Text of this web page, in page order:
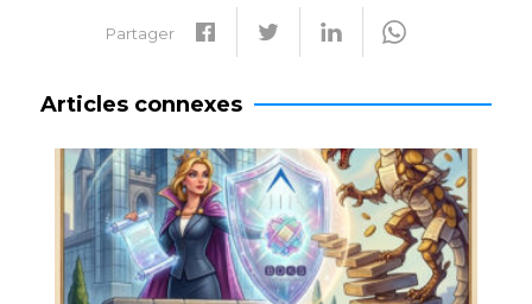
Partager
Articles connexes